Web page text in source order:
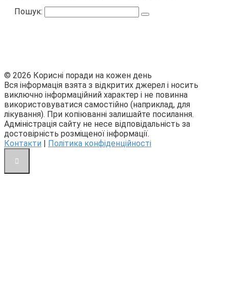
Пошук:
© 2026 Корисні поради на кожен день
Вся інформація взята з відкритих джерел і носить
виключно інформаційний характер і не повинна
використовуватися самостійно (наприклад, для
лікування). При копіюванні залишайте посилання.
Адміністрація сайту не несе відповідальність за
достовірність розміщеної інформації.
Контакти | Політика конфіденційності